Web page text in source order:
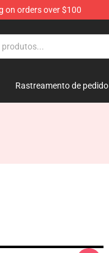
on orders over $100
Rastreamento de pedido